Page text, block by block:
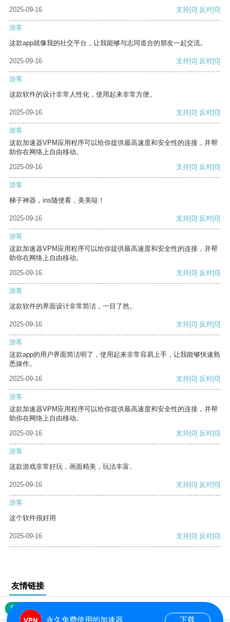
2025-09-16
支持[0] 反对[0]
游客
这款app就像我的社交平台，让我能够与志同道合的朋友一起交流。
2025-09-16 支持[0] 反对[0]
游客
这款软件的设计非常人性化，使用起来非常方便。
2025-09-16 支持[0] 反对[0]
游客
这款加速器VPM应用程序可以给你提供最高速度和安全性的连接，并帮
助你在网络上自由移动。
2025-09-16
支持[0] 反对[0]
游客
梯子神器，ins随便看，美美哒！
2025-09-16 支持[0] 反对[0]
游客
这款加速器VPM应用程序可以给你提供最高速度和安全性的连接，并帮
助你在网络上自由移动。
2025-09-16
支持[0] 反对[0]
游客
这款软件的界面设计非常简洁，一目了然。
2025-09-16 支持[0] 反对[0]
游客
这款app的用户界面简洁明了，使用起来非常容易上手，让我能够快速熟
悉操作。
2025-09-16
支持[0] 反对[0]
游客
这款加速器VPM应用程序可以给你提供最高速度和安全性的连接，并帮
助你在网络上自由移动。
2025-09-16
支持[0] 反对[0]
游客
这款游戏非常好玩，画面精美，玩法丰富。
2025-09-16 支持[0] 反对[0]
游客
这个软件很好用
2025-09-16 支持[0] 反对[0]
友情链接
网站地图
永久免费使用的加速器 下载